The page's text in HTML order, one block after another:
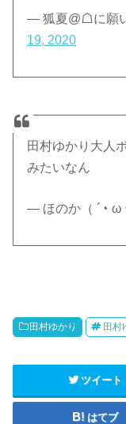
— 狐夏@☖に願
19, 2020
田村ゆかり大人
みたいなん
— ほのか（ ´◔
田村ゆかり 田村
ツイート
はてブ